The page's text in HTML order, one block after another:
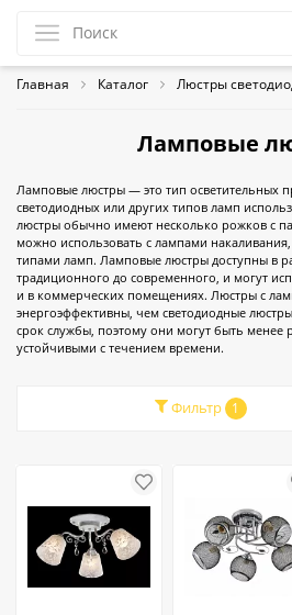
Главная Каталог Люстры
Ламповые
Ламповые люстры — это тип осветительных
светодиодных или других типов ламп
люстры обычно имеют несколько рожков с
можно использовать с лампами
типами ламп. Ламповые люстры доступны в
традиционного до современного, и могут
и в коммерческих помещениях. Люстры с
энергоэффективны, чем светодиодные
срок службы, поэтому они могут быть менее
устойчивыми с течением времени.
Фильтр 1